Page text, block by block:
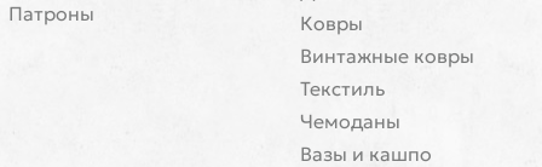
Патроны
Ковры
Винтажные ковры
Текстиль
Чемоданы
Вазы и кашпо